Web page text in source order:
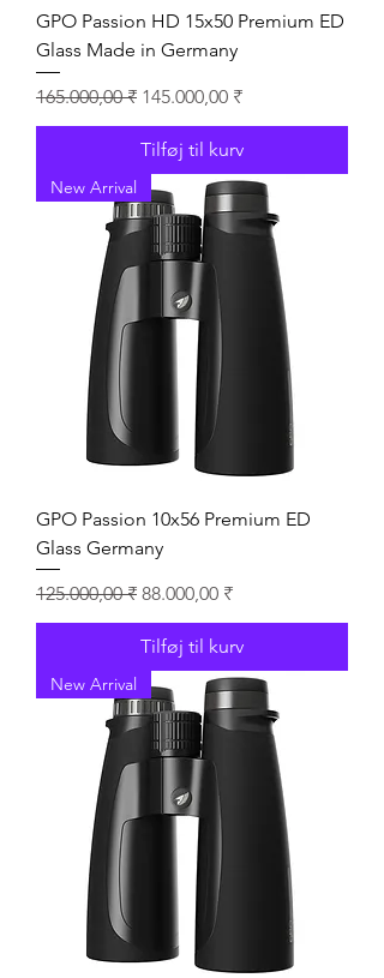
GPO Passion HD 15x50 Premium ED
Glass Made in Germany
Regulær pris
165.000,00 ₹ Salgspris
145.000,00 ₹
Tilføj til kurv
New Arrival
GPO Passion 10x56 Premium ED
Glass Germany
Regulær pris
125.000,00 ₹ Salgspris
88.000,00 ₹
Tilføj til kurv
New Arrival